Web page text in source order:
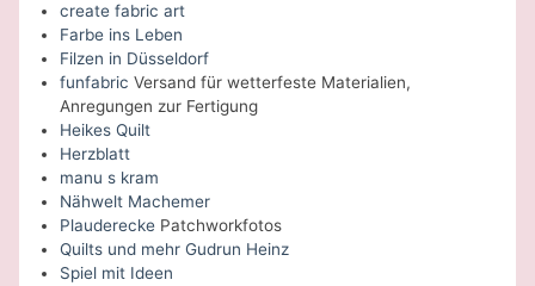
create fabric art
Farbe ins Leben
Filzen in Düsseldorf
funfabric Versand für wetterfeste Materialien,
Anregungen zur Fertigung
Heikes Quilt
Herzblatt
manu s kram
Nähwelt Machemer
PlaudereckePatchworkfotos
Quilts und mehr Gudrun Heinz
Spiel mit Ideen